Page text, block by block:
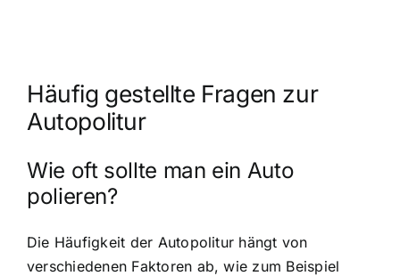
Häufig gestellte Fragen zur
Autopolitur
Wie oft sollte man ein Auto
polieren?
Die Häufigkeit der Autopolitur hängt von
verschiedenen Faktoren ab, wie zum Beispiel